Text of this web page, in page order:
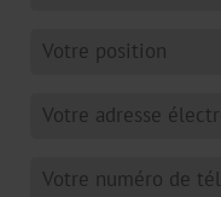
Trouble
/